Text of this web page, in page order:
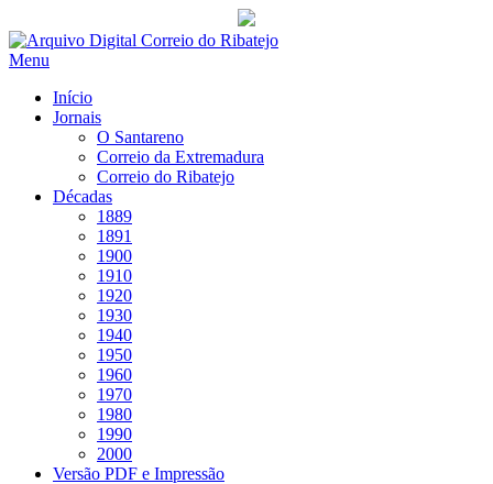
Saltar
para
Menu
Início
Jornais
O Santareno
Correio da Extremadura
Correio do Ribatejo
Décadas
1889
1891
1900
1910
1920
1930
1940
1950
1960
1970
1980
1990
2000
Versão PDF e Impressão